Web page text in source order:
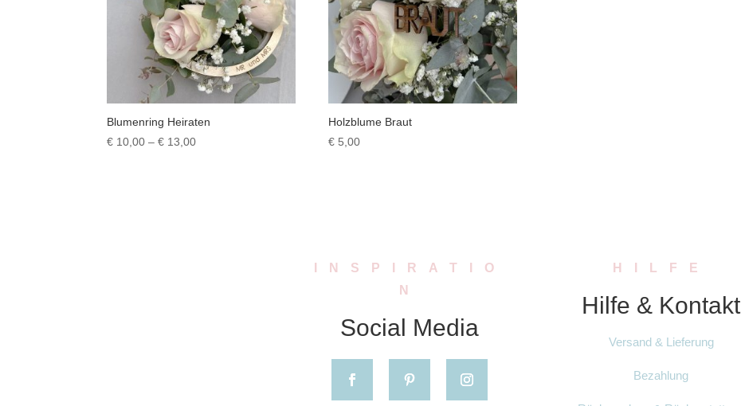
Blumenring Heiraten
€ 10,00 –€ 13,00Preisspanne:
Holzblume Braut
€ 5,00
INSPIRATIO
N
Social Media
HILFE
Hilfe & Kontakt
Versand & Lieferung
Bezahlung